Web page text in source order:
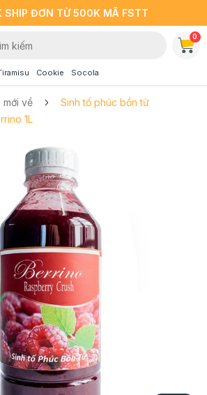
SHIP ĐƠN TỪ 500K MÃ FSTT
Cookie Socola
0
mới về
Sinh tố phúc bồn tử
1L